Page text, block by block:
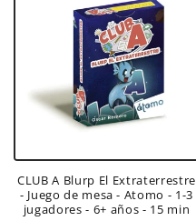
CLUB A Blurp El Extraterrestre
- Juego de mesa - Atomo - 1-3
jugadores - 6+ años - 15 min